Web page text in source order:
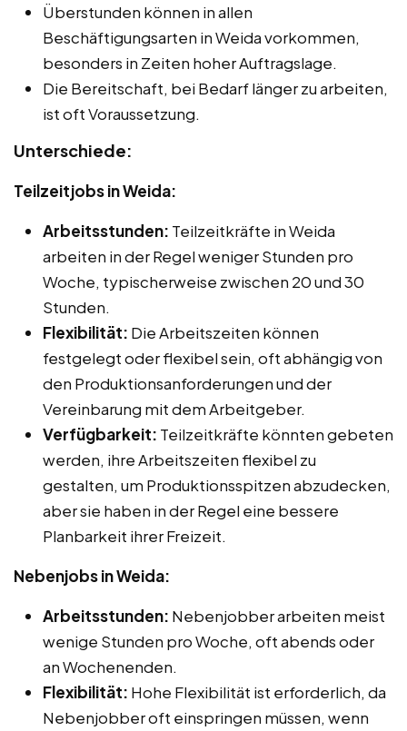
Überstunden können in allen
Beschäftigungsarten in Weida vorkommen,
besonders in Zeiten hoher Auftragslage.
Die Bereitschaft, bei Bedarf länger zu arbeiten,
ist oft Voraussetzung.
Unterschiede:
Teilzeitjobs in Weida:
Arbeitsstunden: Teilzeitkräfte in Weida
arbeiten in der Regel weniger Stunden pro
Woche, typischerweise zwischen 20 und 30
Stunden.
Flexibilität: Die Arbeitszeiten können
festgelegt oder flexibel sein, oft abhängig von
den Produktionsanforderungen und der
Vereinbarung mit dem Arbeitgeber.
Verfügbarkeit: Teilzeitkräfte könnten gebeten
werden, ihre Arbeitszeiten flexibel zu
gestalten, um Produktionsspitzen abzudecken,
aber sie haben in der Regel eine bessere
Planbarkeit ihrer Freizeit.
Nebenjobs in Weida:
Arbeitsstunden: Nebenjobber arbeiten meist
wenige Stunden pro Woche, oft abends oder
an Wochenenden.
Flexibilität: Hohe Flexibilität ist erforderlich, da
Nebenjobber oft einspringen müssen, wenn